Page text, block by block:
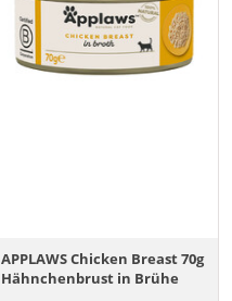
APPLAWS Chicken Breast 70g
Hähnchenbrust in Brühe